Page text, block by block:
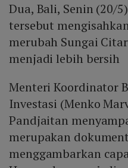
Dua, Bali, Senin (20/
tersebut
merubah Sungai
menjadi lebih bersih
Menteri Koordinator
Investasi (Menko
Pandjaitan
merupakan
menggambarkan